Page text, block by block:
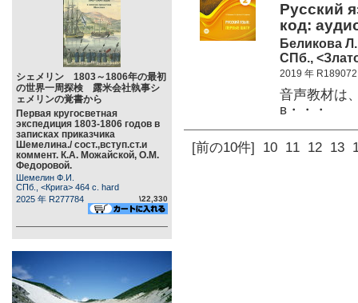
シェメリン 1803～1806年の最初
の世界一周探検 露米会社執事シ
ェメリンの覚書から
Первая кругосветная
экспедиция 1803-1806 годов в
записках приказчика
Шемелина./ сост.,вступ.ст.и
коммент. К.А. Можайской, О.М.
Федоровой.
Шемелин Ф.И.
СПб., <Крига> 464 c. hard
2025 年 R277784
\22,330
Русский
код:
Беликова
СПб.,
2019 年 R189072
音声教材は
в・・・
[前の10件] 10 11 12 13